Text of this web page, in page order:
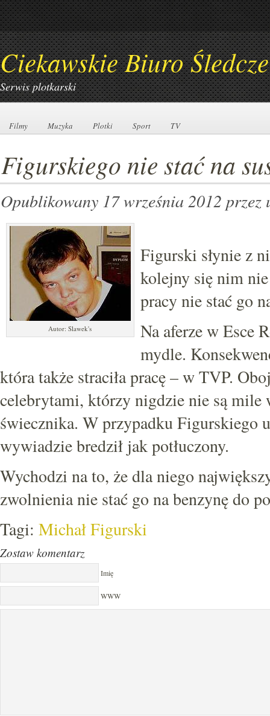
Ciekawskie Biuro Śledcze
Serwis plotkarski
Filmy
Filmy Muzyka
Muzyka Plotki
Plotki Sport
Sport TV
TV
Figurskiego nie stać na
Opublikowany 17 września 2012 przez
Autor: Slawek's
Figurski słynie z
kolejny się nim nie
pracy nie stać go
Na aferze w Esce
mydle.
która także straciła pracę – w TVP.
celebrytami, którzy nigdzie nie są mile
świecznika. W przypadku Figurskiego
wywiadzie bredził jak potłuczony.
Wychodzi na to, że dla niego
zwolnienia nie stać go na benzynę do
Tagi: Michał Figurski
Zostaw komentarz
Imię
WWW